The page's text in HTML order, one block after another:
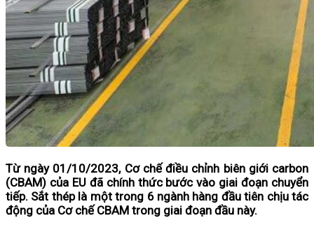
Từ ngày 01/10/2023, Cơ chế điều chỉnh biên giới carbon
(CBAM) của EU đã chính thức bước vào giai đoạn chuyển
tiếp. Sắt thép là một trong 6 ngành hàng đầu tiên chịu tác
động của Cơ chế CBAM trong giai đoạn đầu này.